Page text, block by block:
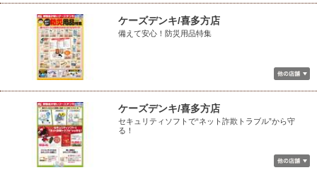
ケーズデンキ/喜多方店
備えて安心！防災用品特集
ケーズデンキ/喜多方店
セキュリティソフトで“ネット詐欺トラブル”から守
る！